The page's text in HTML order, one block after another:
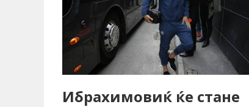
Ибрахимовиќ ќе стане